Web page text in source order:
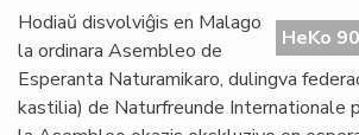
HeKo
Hodiaŭ disvolviĝis en Malago
la ordinara Asembleo de
Esperanta Naturamikaro, dulingva
kastilia) de Naturfreunde Internationale